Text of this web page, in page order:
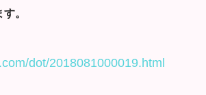
。
dot/2018081000019.html